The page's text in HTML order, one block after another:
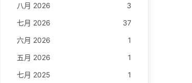
八月 2026
3
七月 2026
37
六月 2026
1
五月 2026
1
七月 2025
1